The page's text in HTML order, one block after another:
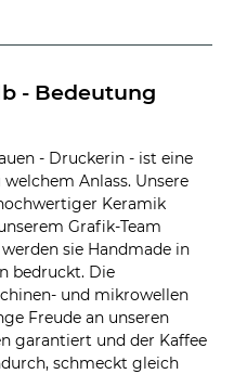
- Bedeutung
- Druckerin - ist eine
Anlass. Unsere
Keramik
Grafik-Team
sie Handmade in
bedruckt. Die
und mikrowellen
Freude an unseren
garantiert und der Kaffee
schmeckt gleich